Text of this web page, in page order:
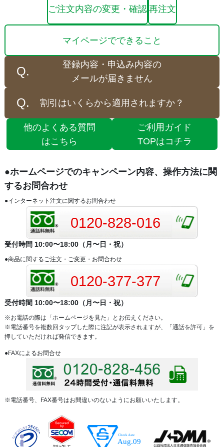
ご注文内容の変更・確認 再注文
マイページでできること
登録内容・申込み内容の
メールが届きません
割引はいくらから適用されますか？
他のよくある質問
はこちら
ご利用ガイド
TOPはコチラ
●ホームページでのキャンペーン内容、操作方法に関
するお問合わせ
●インターネット注文に関するお問合わせ
0120-828-016
受付時間 10:00〜18:00（月〜日・祝）
●商品に関するご注文・ご変更・お問合わせ
0120-377-377
受付時間 10:00〜18:00（月〜日・祝）
※お電話の際は「ホームページを見た」とお伝えください。
※電話番号を複数回タップした際に注記が表示されますが、「通話を許可」を
押していただければ発信できます。
●FAXによるお問合せ
※電話番号、FAX番号はお間違いのないようにお願いいたします。